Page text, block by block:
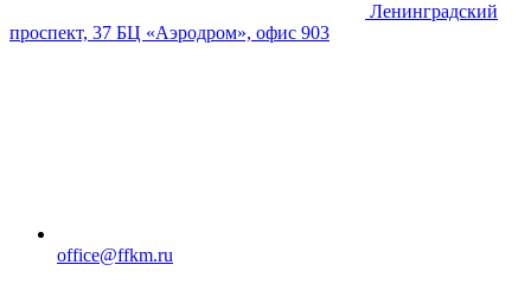
Ленинградский
проспект, 37 БЦ «Аэродром», офис 903
office@ffkm.ru